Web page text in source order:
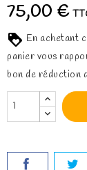
75,00 €
En achetant
panier vous
bon de réduction